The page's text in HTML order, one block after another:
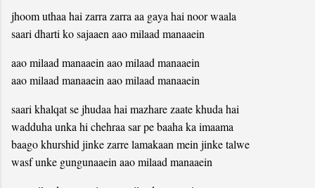
jhoom uthaa hai zarra zarra aa gaya hai noor waala
saari dharti ko sajaaen aao milaad manaaein
aao milaad manaaein aao milaad manaaein
aao milaad manaaein aao milaad manaaein
saari khalqat se jhudaa hai mazhare zaate khuda hai
wadduha unka hi chehraa sar pe baaha ka imaama
baago khurshid jinke zarre lamakaan mein jinke talwe
wasf unke gungunaaein aao milaad manaaein